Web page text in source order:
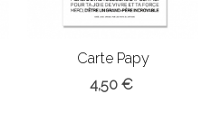
Carte Papy
4,50 €